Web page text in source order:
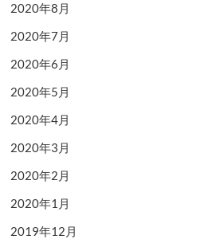
2020年8月
2020年7月
2020年6月
2020年5月
2020年4月
2020年3月
2020年2月
2020年1月
2019年12月